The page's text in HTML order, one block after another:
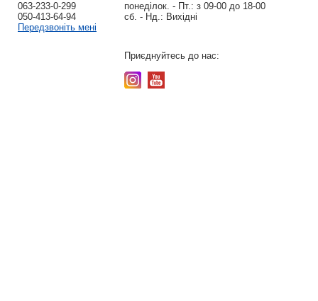
063-233-0-299
050-413-64-94
Передзвоніть мені
понеділок. - Пт.: з 09-00 до 18-00
сб. - Нд.: Вихідні
Приєднуйтесь до нас: